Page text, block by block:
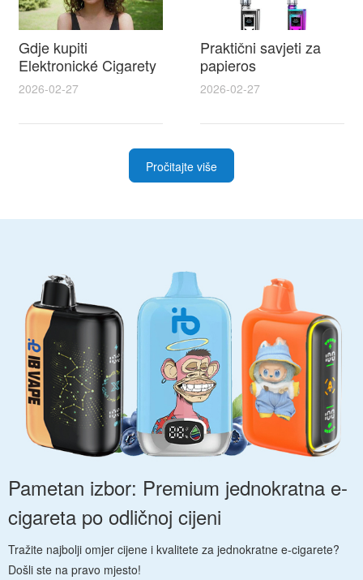
Gdje kupiti
Elektronické Cigarety
IBVAPE u Hrvatskoj i
praktičan vodič za e
cigarete split s
2026-02-27
Praktični savjeti za
papieros
elektroniczny i lista
najbolje tekućine za e
cigarete za početnike
2026-02-27
Pročitajte više
Pametan izbor: Premium jednokratna e-
cigareta po odličnoj cijeni
Tražite najbolji omjer cijene i kvalitete za jednokratne e-cigarete?
Došli ste na pravo mjesto!